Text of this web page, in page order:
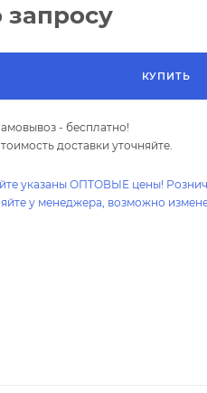
запросу
КУПИТЬ
- бесплатно!
доставки уточняйте.
указаны ОПТОВЫЕ цены!
у менеджера, возможно